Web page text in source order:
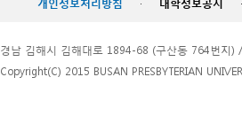
개인정보처리방침 · 대학정보공시 ·
경남 김해시 김해대로 1894-68 (구산동 764번지
Copyright(C) 2015 BUSAN PRESBYTERIAN